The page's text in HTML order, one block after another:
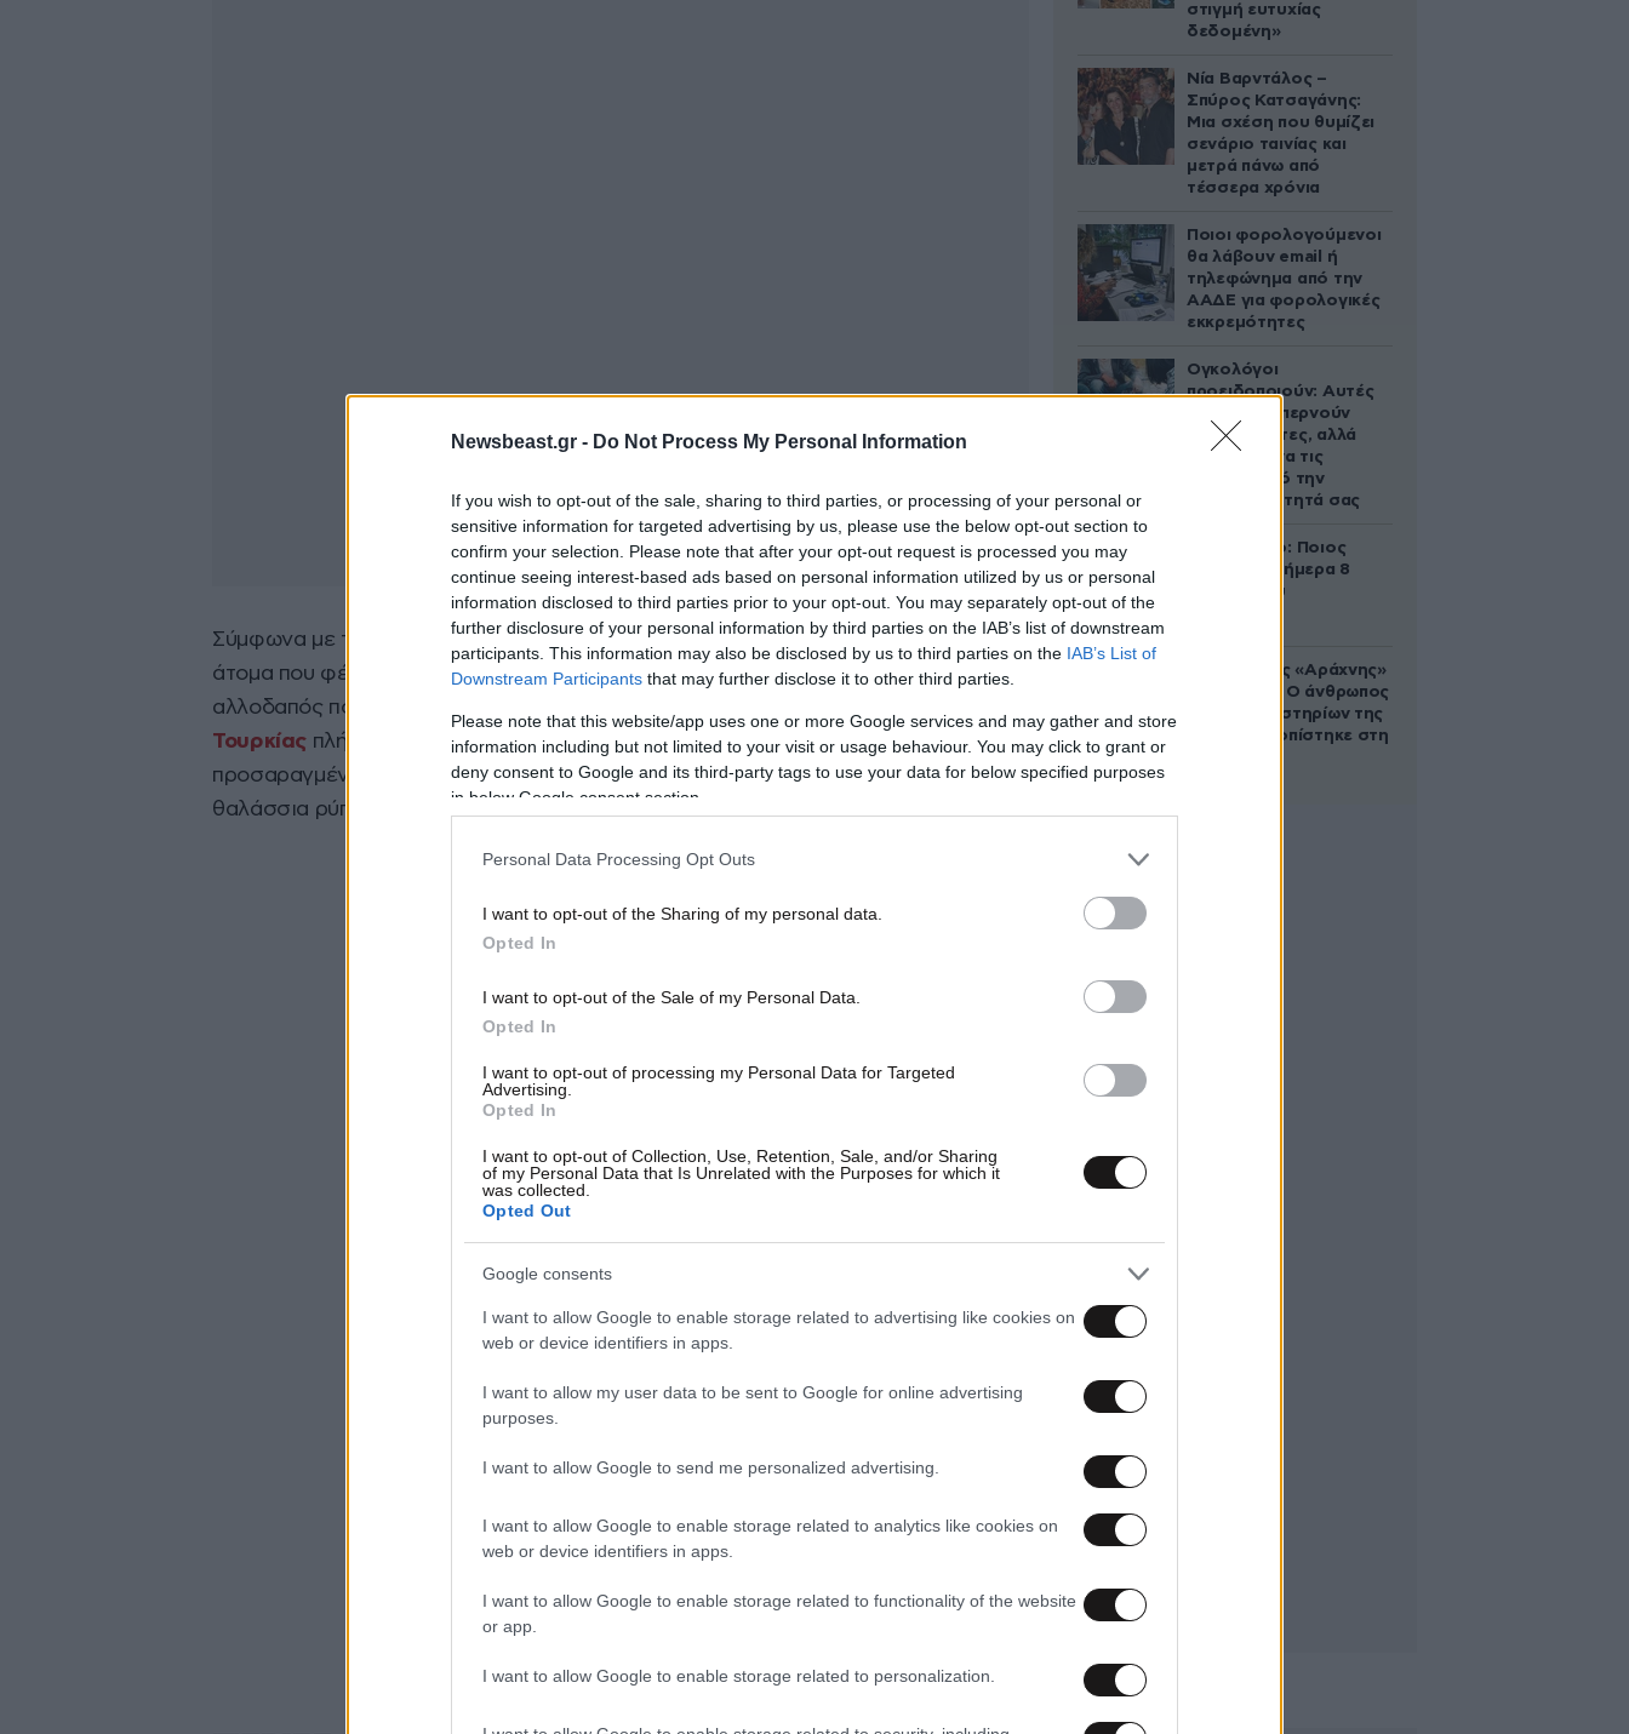
Newsbeast.gr - Do Not Process My Personal Information
If you wish to opt-out of the sale, sharing to third parties, or processing of your personal or
sensitive information for targeted advertising by us, please use the below opt-out section to
confirm your selection. Please note that after your opt-out request is processed you may
continue seeing interest-based ads based on personal information utilized by us or personal
information disclosed to third parties prior to your opt-out. You may separately opt-out of the
further disclosure of your personal information by third parties on the IAB’s list of downstream
participants. This information may also be disclosed by us to third parties on the IAB’s List of
Downstream Participants that may further disclose it to other third parties.
Please note that this website/app uses one or more Google services and may gather and store
information including but not limited to your visit or usage behaviour. You may click to grant or
deny consent to Google and its third-party tags to use your data for below specified purposes
in below Google consent section.
Personal Data Processing Opt Outs
I want to opt-out of the Sharing of my personal data.
Opted In
I want to opt-out of the Sale of my Personal Data.
Opted In
I want to opt-out of processing my Personal Data for Targeted
Advertising.
Opted In
I want to opt-out of Collection, Use, Retention, Sale, and/or Sharing
of my Personal Data that Is Unrelated with the Purposes for which it
was collected.
Opted Out
Google consents
I want to allow Google to enable storage related to advertising like cookies on
web or device identifiers in apps.
I want to allow my user data to be sent to Google for online advertising
purposes.
I want to allow Google to send me personalized advertising.
I want to allow Google to enable storage related to analytics like cookies on
web or device identifiers in apps.
I want to allow Google to enable storage related to functionality of the website
or app.
I want to allow Google to enable storage related to personalization.
Σύμφωνα με το Λιμενικό Σώμα μεταξύ τωνμεταναστώνσυνελήφθησαν δύο
άτομα που φέρονται ως διακινητές. Από την προανάκριση προέκυψε ότι έκαστος
αλλοδαπός που επέβαινε στο ιστιοφόρο που ξεκίνησε από την Αττάλεια της
Τουρκίας πλήρωσε από 3.000-8.500 ευρώ. Το ιστιοφόρο παραμένει
προσαραγμένο στη βραχώδη περιοχή ενώ από το περιστατικό δεν παρατηρήθηκε
θαλάσσια ρύπανση.
στιγμή ευτυχίας
δεδομένη»
Νία Βαρντάλος –
Σπύρος Κατσαγάνης:
Μια σχέση που θυμίζει
σενάριο ταινίας και
μετρά πάνω από
τέσσερα χρόνια
Ποιοι φορολογούμενοι
θα λάβουν email ή
τηλεφώνημα από την
ΑΑΔΕ για φορολογικές
εκκρεμότητες
Ογκολόγοι
προειδοποιούν: Αυτές
οι τροφές, περνούν
απαρατήρητες, αλλά
καλό είναι να τις
βγάλετε από την
καθημερινότητά σας
Εορτολόγιο: Ποιος
γιορτάζει σήμερα 8
Αυγούστου
Στα ίχνη της «Αράχνης»
του Άσαντ: Ο άνθρωπος
των βασανιστηρίων της
Συρίας εντοπίστηκε στη